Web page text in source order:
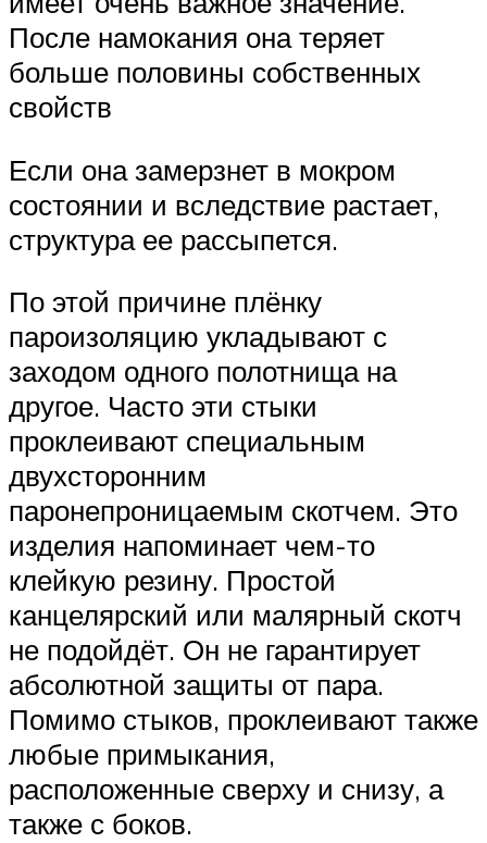
После намокания она теряет
больше половины собственных
свойств
Если она замерзнет в мокром
состоянии и вследствие растает,
структура ее рассыпется.
По этой причине плёнку
пароизоляцию укладывают с
заходом одного полотнища на
другое. Часто эти стыки
проклеивают специальным
двухсторонним
паронепроницаемым скотчем. Это
изделия напоминает чем-то
клейкую резину. Простой
канцелярский или малярный скотч
не подойдёт. Он не гарантирует
абсолютной защиты от пара.
Помимо стыков, проклеивают также
любые примыкания,
расположенные сверху и снизу, а
также с боков.